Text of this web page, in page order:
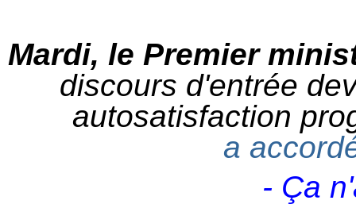
Mardi, le Premier
discours d'entrée
autosatisfaction
a
- Ça